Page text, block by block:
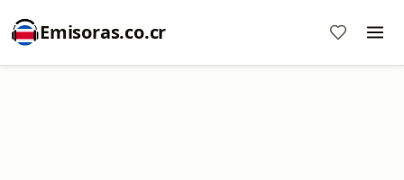
Emisoras.co.cr